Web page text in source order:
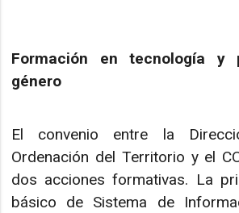
Formación en tecnología y
género
El convenio entre la
Ordenación del Territorio y el
dos acciones formativas. La
básico de Sistema de